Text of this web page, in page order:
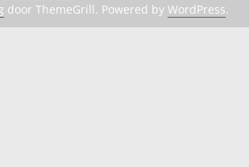
door ThemeGrill. Powered by WordPress.